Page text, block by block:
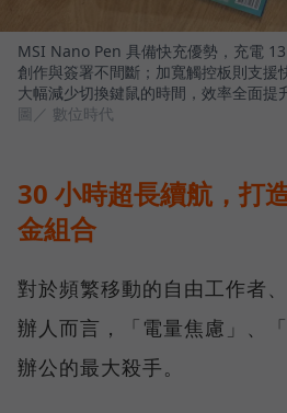
MSI Nano Pen 具備快充優勢，充電
創作與簽署不間斷；加寬觸控板則支援
大幅減少切換鍵鼠的時間，效率全面提
圖／ 數位時代
30 小時超長續航，打
金組合
對於頻繁移動的自由工作者
辦人而言，「電量焦慮」、
辦公的最大殺手。